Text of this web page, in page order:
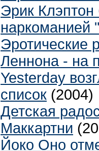
Эрик Клэптон
наркоманией
Эротические
Леннона - на
Yesterday
список (2004)
Детская
Маккартни
Йоко Оно